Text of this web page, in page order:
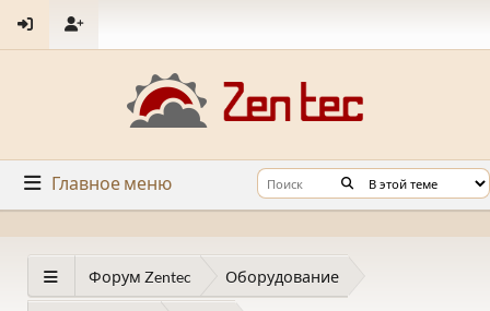
Главное меню
Форум Zentec Оборудование